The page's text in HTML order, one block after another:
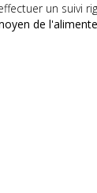
un suivi
de